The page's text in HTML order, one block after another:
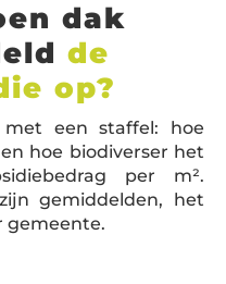
dak
de
op?
een staffel: hoe
hoe biodiverser het
per m².
gemiddelden, het
gemeente.